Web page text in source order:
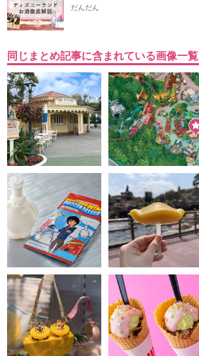
だんだん
同じまとめ記事に含まれている画像一覧